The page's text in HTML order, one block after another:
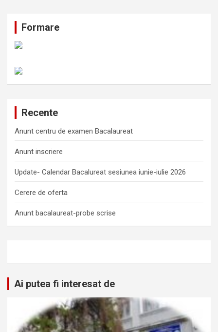
Formare
Recente
Anunt centru de examen Bacalaureat
Anunt inscriere
Update- Calendar Bacalureat sesiunea iunie-iulie 2026
Cerere de oferta
Anunt bacalaureat-probe scrise
Ai putea fi interesat de